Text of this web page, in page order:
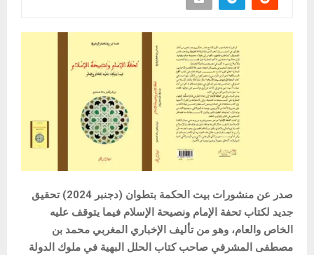
صدر عن منشورات بيت الحكمة بتطوان (دجنبر 2024) تحقيق
جديد لكتاب تحفة الإمام ونصيحة الإسلام فيما يتوقف عليه
الخاص والعام، وهو من تأليف الإخباري المغربي محمد بن
مصطفى المشرفي صاحب كتاب الحلل البهية في ملوك الدولة